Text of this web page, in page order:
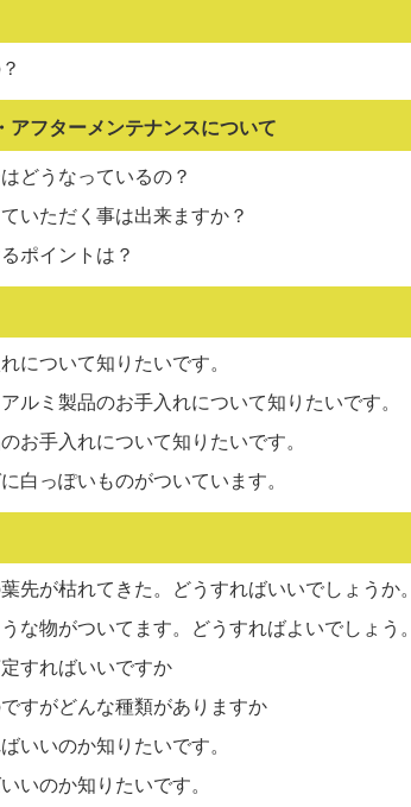
アフターメンテナンスについて
どうなっているの？
いただく事は出来ますか？
ポイントは？
について知りたいです。
ルミ製品のお手入れについて知りたいです。
お手入れについて知りたいです。
白っぽいものがついています。
先が枯れてきた。どうすればいいでしょうか。
な物がついてます。どうすればよいでしょう。
すればいいですか
すがどんな種類がありますか
いいのか知りたいです。
いのか知りたいです。